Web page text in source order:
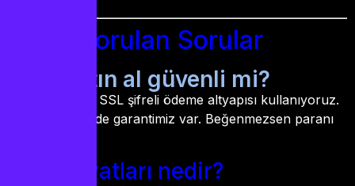
Sıkça Sorulan Sorular
IPTV satın al güvenli mi?
Kesinlikle evet. SSL şifreli ödeme altyapısı kullanıyoruz.
30 gün para iade garantimiz var. Beğenmezsen paranı
2026 fiyatları nedir?